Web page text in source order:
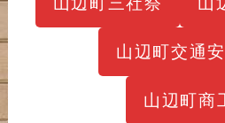
山辺町交通
山辺町商